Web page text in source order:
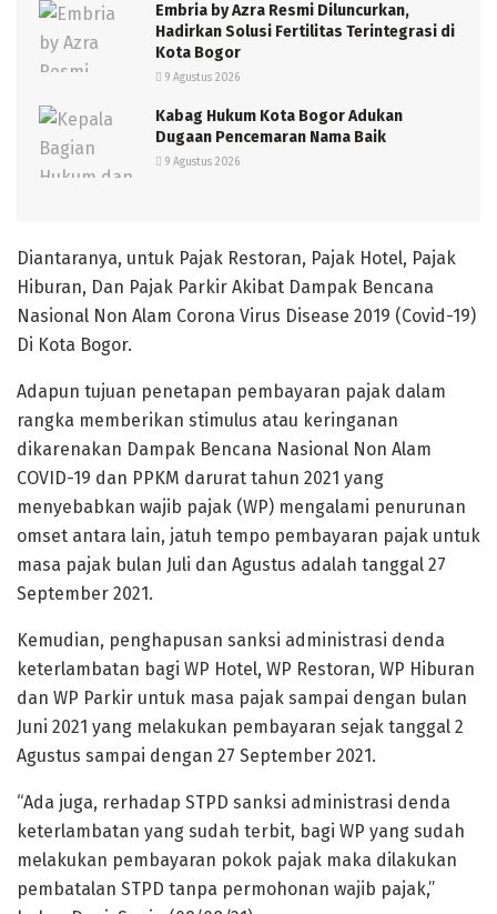
Embria by Azra Resmi Diluncurkan,
Hadirkan Solusi Fertilitas Terintegrasi di
Kota Bogor
9 Agustus 2026
Kabag Hukum Kota Bogor Adukan
Dugaan Pencemaran Nama Baik
9 Agustus 2026
Diantaranya, untuk Pajak Restoran, Pajak Hotel, Pajak
Hiburan, Dan Pajak Parkir Akibat Dampak Bencana
Nasional Non Alam Corona Virus Disease 2019 (Covid-19)
Di Kota Bogor.
Adapun tujuan penetapan pembayaran pajak dalam
rangka memberikan stimulus atau keringanan
dikarenakan Dampak Bencana Nasional Non Alam
COVID-19 dan PPKM darurat tahun 2021 yang
menyebabkan wajib pajak (WP) mengalami penurunan
omset antara lain, jatuh tempo pembayaran pajak untuk
masa pajak bulan Juli dan Agustus adalah tanggal 27
September 2021.
Kemudian, penghapusan sanksi administrasi denda
keterlambatan bagi WP Hotel, WP Restoran, WP Hiburan
dan WP Parkir untuk masa pajak sampai dengan bulan
Juni 2021 yang melakukan pembayaran sejak tanggal 2
Agustus sampai dengan 27 September 2021.
“Ada juga, rerhadap STPD sanksi administrasi denda
keterlambatan yang sudah terbit, bagi WP yang sudah
melakukan pembayaran pokok pajak maka dilakukan
pembatalan STPD tanpa permohonan wajib pajak,”